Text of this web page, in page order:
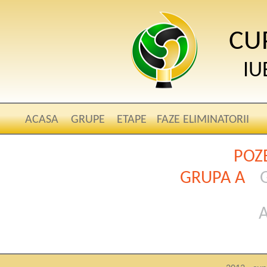
ACASA GRUPE ETAPE FAZE ELIMINATORII
GRUPA A